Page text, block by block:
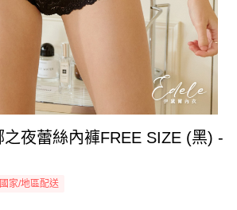
之夜蕾絲內褲FREE SIZE (黑) -
國家/地區配送